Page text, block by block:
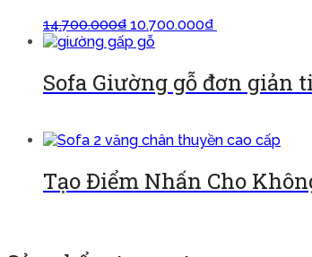
14.700.000₫ 10.700.000₫
Sofa Giường gỗ đơn giản
Tạo Điểm Nhấn Cho